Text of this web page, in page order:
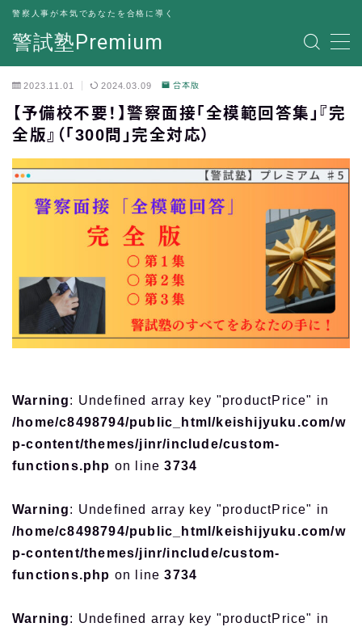
警試塾Premium
警察人事が本気であなたを合格に導く
MENU
お問い合わせフォーム
2023.11.01 2024.03.09 合本版
【予備校不要！】警察面接「全模範回答集」『完
全版』（「300問」完全対応）
Warning: Undefined array key "productPrice" in
/home/c8498794/public_html/keishijyuku.com/w
p-content/themes/jinr/include/custom-
functions.php on line3734
Warning: Undefined array key "productPrice" in
/home/c8498794/public_html/keishijyuku.com/w
p-content/themes/jinr/include/custom-
functions.php on line3734
Warning: Undefined array key "productPrice" in